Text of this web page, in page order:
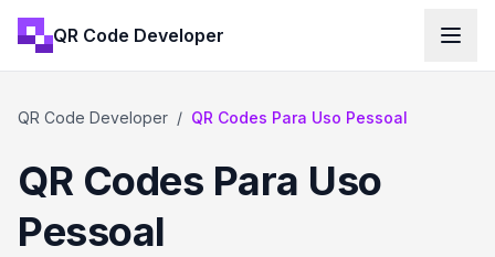
QR Code Developer
QR Code Developer / QR Codes Para Uso Pessoal
QR Codes Para Uso
Pessoal